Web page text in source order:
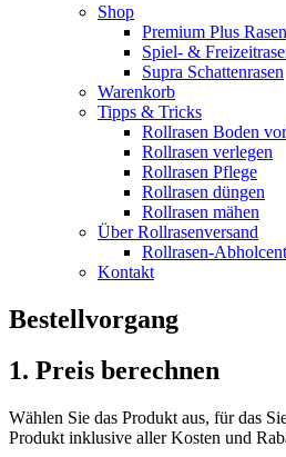
Shop
Premium Plus Rasen
Spiel- &
Supra Schattenrasen
Warenkorb
Tipps & Tricks
Rollrasen Boden
Rollrasen verlegen
Rollrasen Pflege
Rollrasen düngen
Rollrasen mähen
Über Rollrasenversand
Rollrasen-
Kontakt
Bestellvorgang
1. Preis berechnen
Wählen Sie das Produkt aus, für das
Produkt inklusive aller Kosten und